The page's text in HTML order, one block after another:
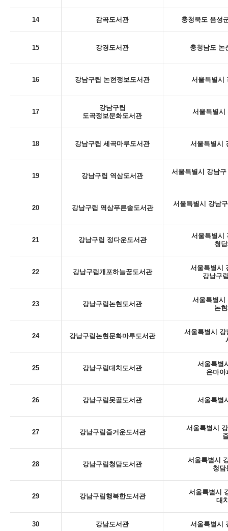
14 감곡도서관 충청북도 음성
15 강경도서관 충청남도 논
16 강남구립 논현정보도서관 서울특별시
17
강남구립
도곡정보문화도서관
서울특별시
18 강남구립 세곡마루도서관 서울특별시
19 강남구립 역삼도서관
서울특별시 강남
20 강남구립 역삼푸른솔도서관
서울특별시 강남
21 강남구립 정다운도서관
서울특별시
청
22 강남구립개포하늘꿈도서관
서울특별시
강남구
23 강남구립논현도서관
서울특별시
논
24 강남구립논현문화마루도서관
서울특별시 강
25 강남구립대치도서관
서울특별
은마아
26 강남구립못골도서관 서울특별
27 강남구립즐거운도서관
서울특별시
28 강남구립청담도서관
서울특별시
청담
29 강남구립행복한도서관
서울특별시
대
30 강남도서관 서울특별시